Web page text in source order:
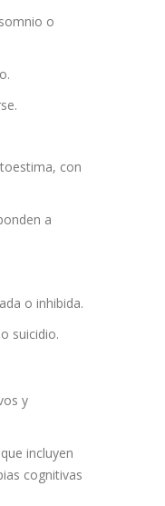
o
con
a
o inhibida.
suicidio.
y
incluyen
cognitivas